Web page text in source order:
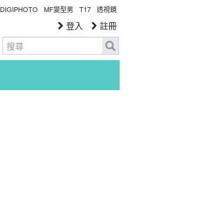
DIGIPHOTO MF變型男 T17 透視鏡
登入 註冊